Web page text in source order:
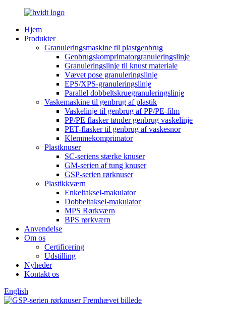
Hjem
Produkter
Granuleringsmaskine til plastgenbrug
Genbrugskomprimatorgranuleringslinje
Granuleringslinje til knust materiale
Vævet pose granuleringslinje
EPS/XPS-granuleringslinje
Parallel dobbeltskruegranuleringslinje
Vaskemaskine til genbrug af plastik
Vaskelinje til genbrug af PP/PE-film
PP/PE flasker tønder genbrug vaskelinje
PET-flasker til genbrug af vaskesnor
Klemmekomprimator
Plastknuser
SC-seriens stærke knuser
GM-serien af tung knuser
GSP-serien rørknuser
Plastikkværn
Enkeltaksel-makulator
Dobbeltaksel-makulator
MPS Rørkværn
BPS rørkværn
Anvendelse
Om os
Certificering
Udstilling
Nyheder
Kontakt os
English